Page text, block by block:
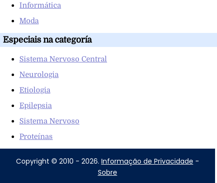
Informática
Moda
Especiais na categoría
Sistema Nervoso Central
Neurologia
Etiologia
Epilepsia
Sistema Nervoso
Proteínas
Copyright © 2010 - 2026. Informação de Privacidade -
Sobre